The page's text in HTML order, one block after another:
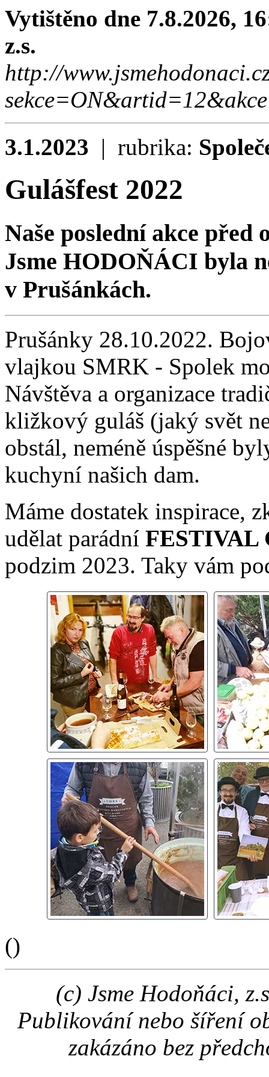
Vytištěno dne 7.8.2026,
z.s.
http://
3.1.2023 | rubrika:
Gulášfest 2022
Naše poslední akce
Jsme HODOŇÁCI byla
v Prušánkách.
Prušánky 28.10.2022.
vlajkou SMRK - Spolek
Návštěva a organizace
kližkový guláš (jaký svět
obstál, neméně úspěšné
kuchyní našich dam.
Máme dostatek inspirace,
udělat parádní FESTIVAL
podzim 2023. Taky vám
()
(c) Jsme Hodoňáci,
Publikování nebo šíření
zakázáno bez